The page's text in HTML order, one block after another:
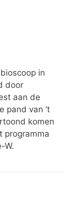
in
door
aan de
pand van ’t
komen
programma
W.